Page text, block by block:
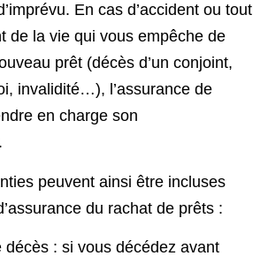
En cas d’accident ou tout
de la vie qui vous empêche de
prêt (décès d’un conjoint,
invalidité…), l’assurance de
en charge son
peuvent ainsi être incluses
du rachat de prêts :
décès : si vous décédez avant